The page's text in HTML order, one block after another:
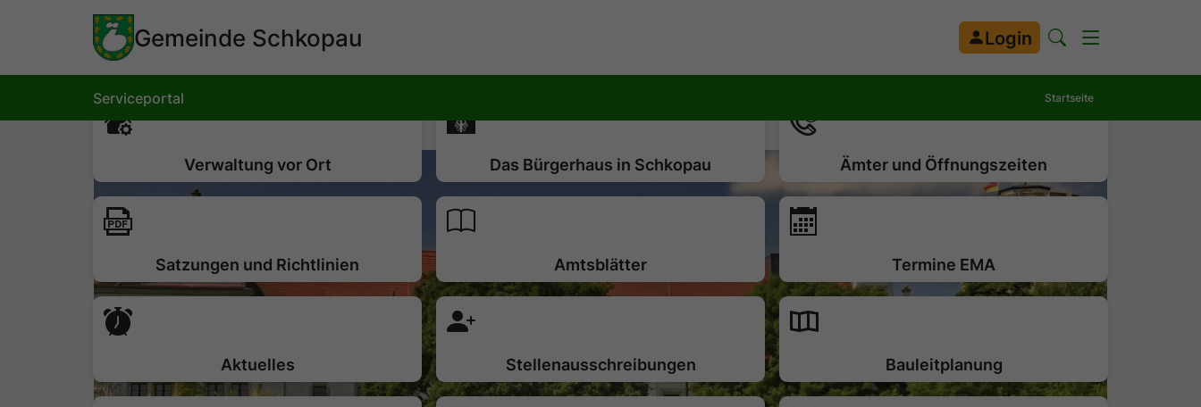
Gemeinde Schkopau Login
Serviceportal Startseite
Verwaltung vor Ort Das Bürgerhaus in Schkopau Ämter und Öffnungszeiten
Satzungen und Richtlinien Amtsblätter Termine EMA
Aktuelles Stellenausschreibungen Bauleitplanung